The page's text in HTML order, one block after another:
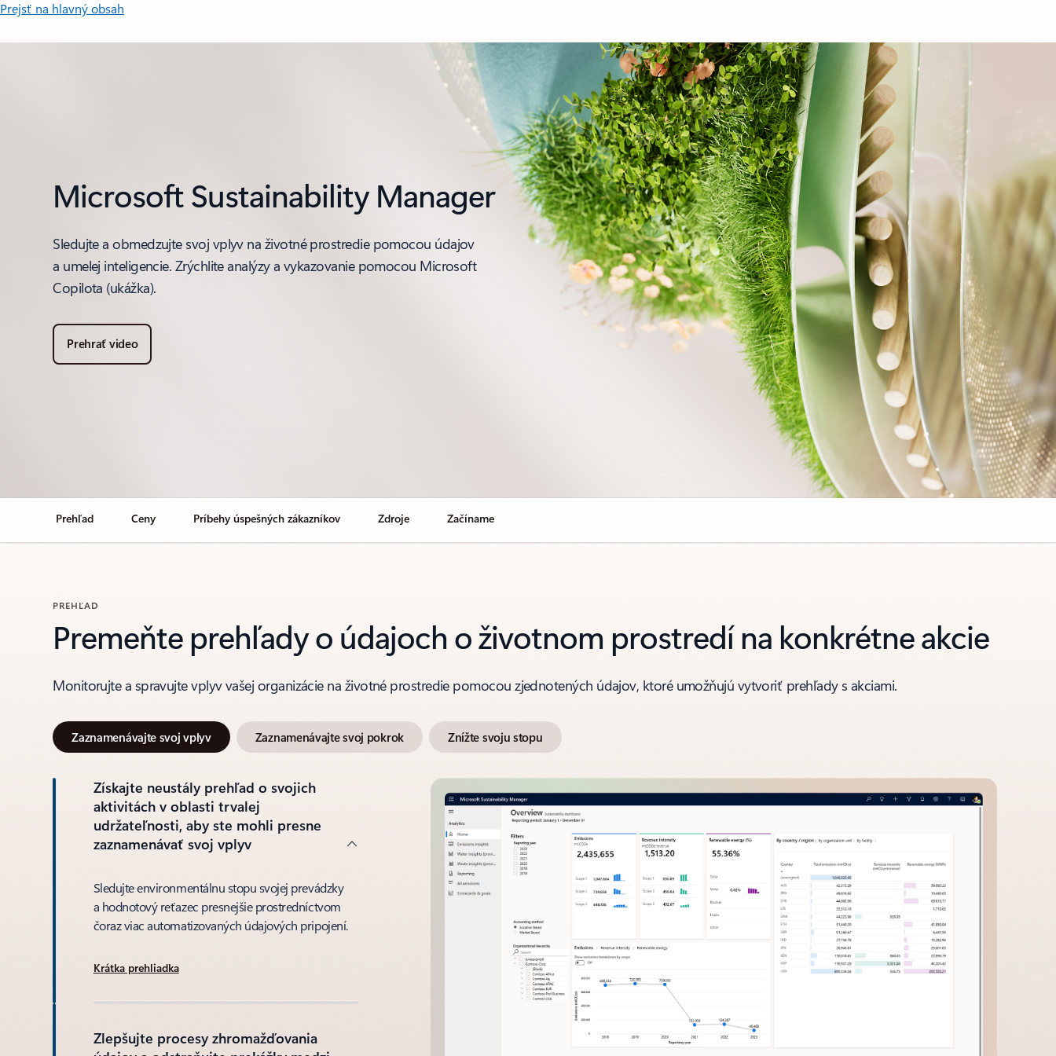
Prejsť na hlavný obsah
Microsoft Sustainability Manager
Sledujte a obmedzujte svoj vplyv na životné prostredie pomocou údajov
a umelej inteligencie. Zrýchlite analýzy a vykazovanie pomocou Microsoft
Copilota (ukážka).
Prehrať video
Prehľad Ceny Príbehy úspešných zákazníkov Zdroje Začíname
PREHĽAD
Premeňte prehľady o údajoch o životnom prostredí na konkrétne akcie
Monitorujte a spravujte vplyv vašej organizácie na životné prostredie pomocou zjednotených údajov, ktoré umožňujú vytvoriť prehľady s akciami.
Zaznamenávajte svoj vplyv Zaznamenávajte svoj pokrok Znížte svoju stopu
Získajte neustály prehľad o svojich
aktivitách v oblasti trvalej
udržateľnosti, aby ste mohli presne
zaznamenávať svoj vplyv
Sledujte environmentálnu stopu svojej prevádzky
a hodnotový reťazec presnejšie prostredníctvom
čoraz viac automatizovaných údajových pripojení.
Krátka prehliadka
Zlepšujte procesy zhromažďovania